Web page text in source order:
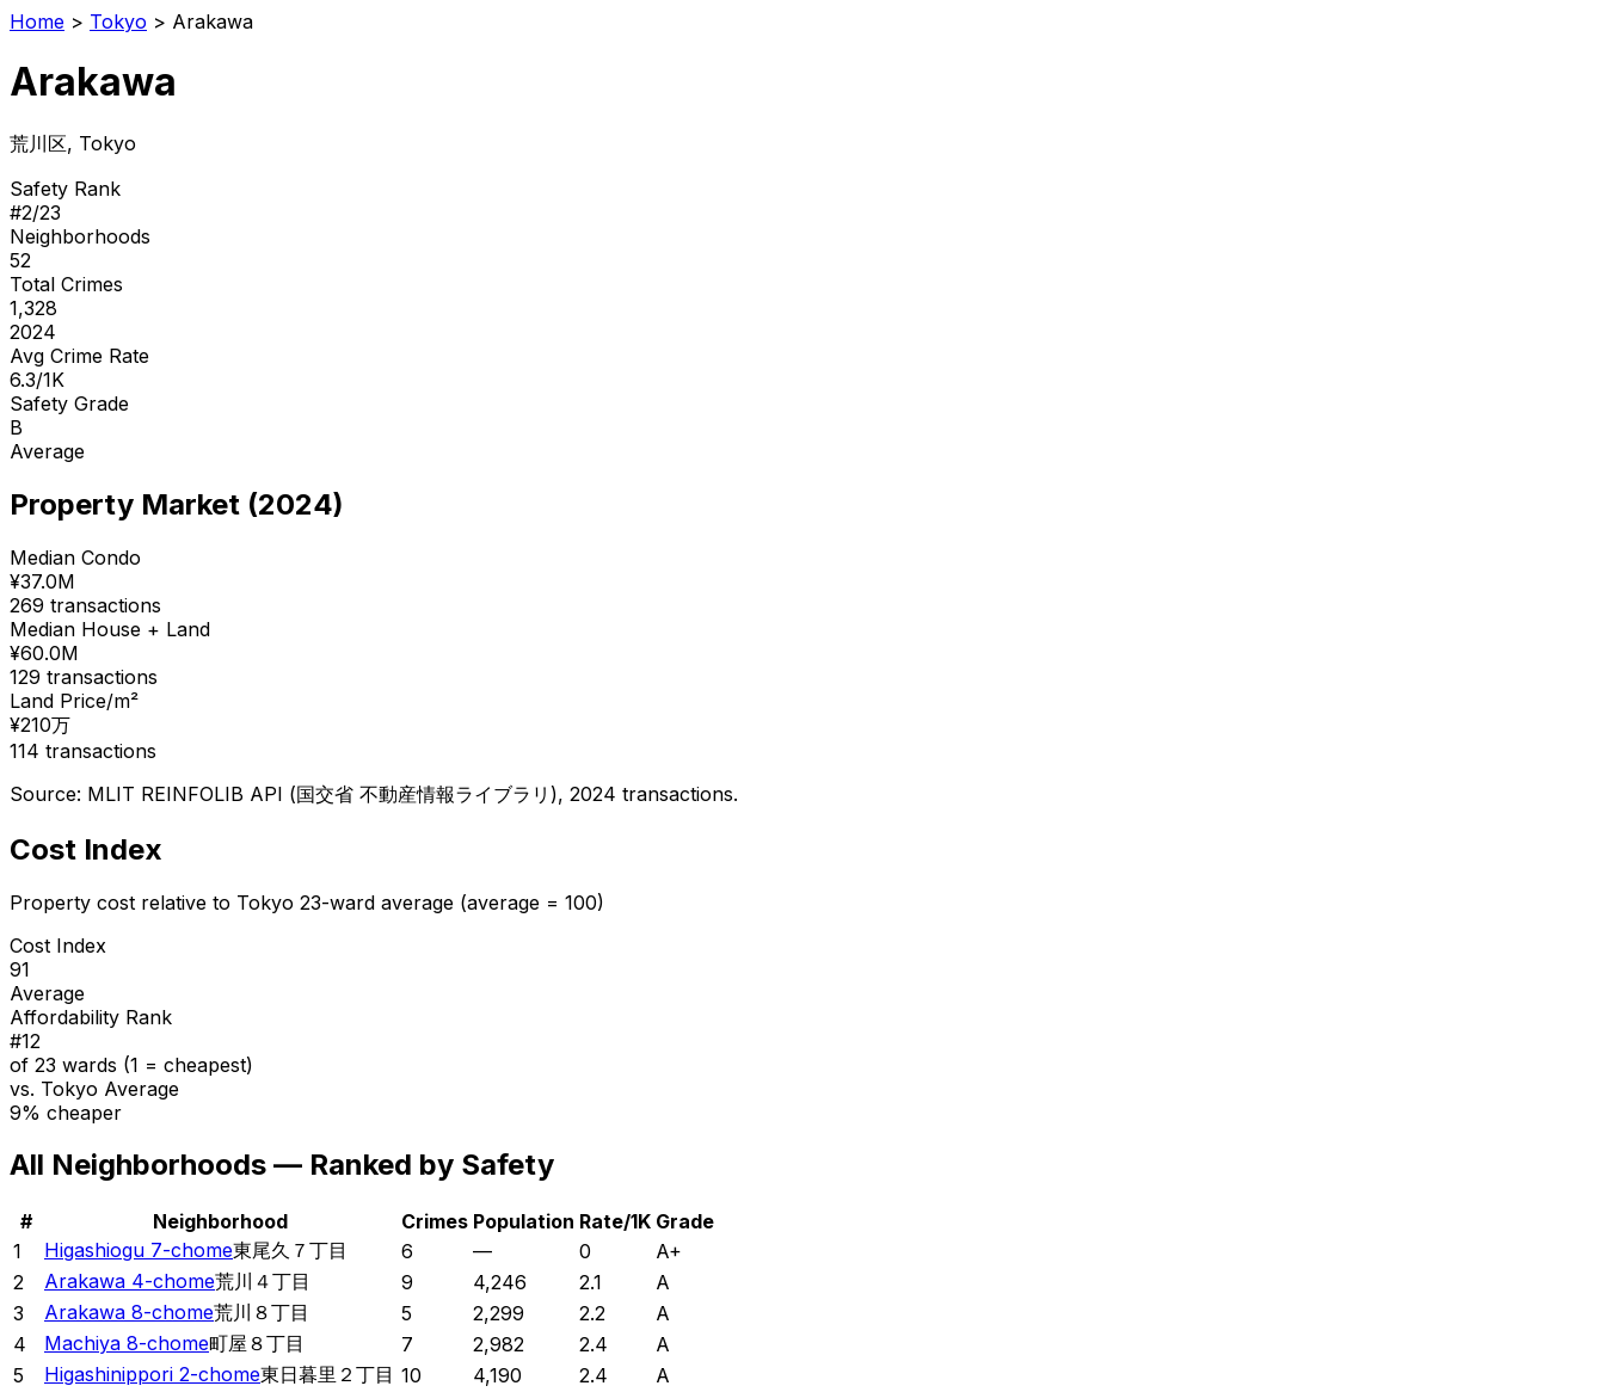
Home > Tokyo > Arakawa
Arakawa
荒川区, Tokyo
Safety Rank
#2/23
Neighborhoods
52
Total Crimes
1,328
2024
Avg Crime Rate
6.3/1K
Safety Grade
B
Average
Property Market (2024)
Median Condo
¥37.0M
269 transactions
Median House + Land
¥60.0M
129 transactions
Land Price/m²
¥210万
114 transactions
Source: MLIT REINFOLIB API (国交省 不動産情報ライブラリ), 2024 transactions.
Cost Index
Property cost relative to Tokyo 23-ward average (average = 100)
Cost Index
91
Average
Affordability Rank
#12
of 23 wards (1 = cheapest)
vs. Tokyo Average
9% cheaper
All Neighborhoods — Ranked by Safety
# Neighborhood Crimes Population Rate/1K Grade
1
Higashiogu 7-chome東尾久７丁目 6 — 0
A+
2
Arakawa 4-chome荒川４丁目 9 4,246 2.1
A
3
Arakawa 8-chome荒川８丁目 5 2,299 2.2
A
4
Machiya 8-chome町屋８丁目 7 2,982 2.4
A
5
Higashinippori 2-chome東日暮里２丁目 10 4,190 2.4
A